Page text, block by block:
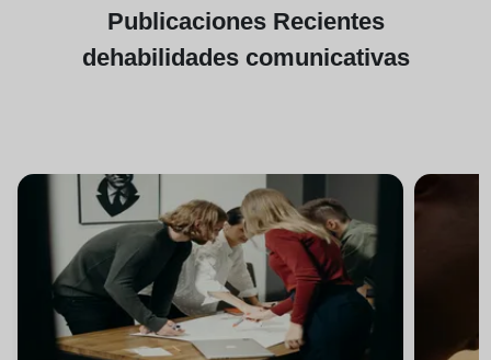
Publicaciones Recientes
dehabilidades comunicativas